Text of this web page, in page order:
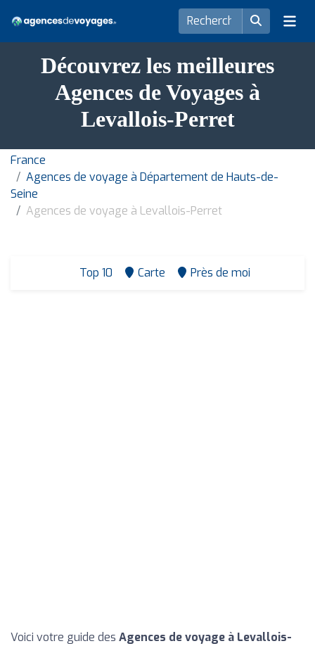
Découvrez les meilleures
Agences de Voyages à
Levallois-Perret
France
Agences de voyage à Département de Hauts-de-
Seine
Agences de voyage à Levallois-Perret
Top 10 Carte Près de moi
Voici votre guide des Agences de voyage à Levallois-